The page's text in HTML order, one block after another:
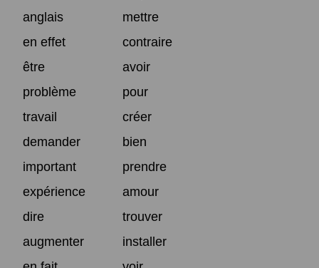
anglais
mettre
en effet
contraire
être
avoir
problème
pour
travail
créer
demander
bien
important
prendre
expérience
amour
dire
trouver
augmenter
installer